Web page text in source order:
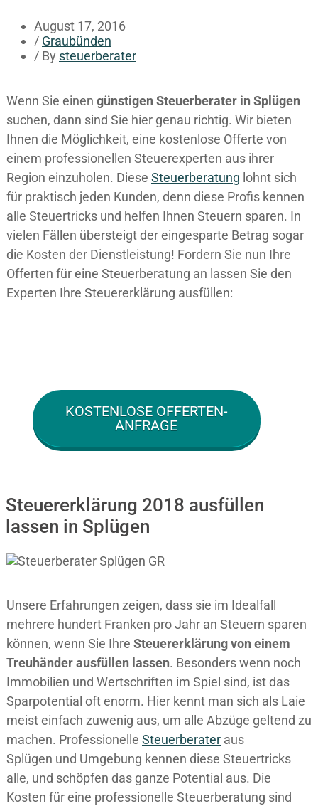
August 17, 2016
/ Graubünden
/ By steuerberater
Wenn Sie einen günstigen Steuerberater in Splügen
suchen, dann sind Sie hier genau richtig. Wir bieten
Ihnen die Möglichkeit, eine kostenlose Offerte von
einem professionellen Steuerexperten aus ihrer
Region einzuholen. Diese Steuerberatung lohnt sich
für praktisch jeden Kunden, denn diese Profis kennen
alle Steuertricks und helfen Ihnen Steuern sparen. In
vielen Fällen übersteigt der eingesparte Betrag sogar
die Kosten der Dienstleistung! Fordern Sie nun Ihre
Offerten für eine Steuerberatung an lassen Sie den
Experten Ihre Steuererklärung ausfüllen:
KOSTENLOSE OFFERTEN-
ANFRAGE
Steuererklärung 2018 ausfüllen
lassen in Splügen
Unsere Erfahrungen zeigen, dass sie im Idealfall
mehrere hundert Franken pro Jahr an Steuern sparen
können, wenn Sie Ihre Steuererklärung von einem
Treuhänder ausfüllen lassen. Besonders wenn noch
Immobilien und Wertschriften im Spiel sind, ist das
Sparpotential oft enorm. Hier kennt man sich als Laie
meist einfach zuwenig aus, um alle Abzüge geltend zu
machen. Professionelle Steuerberater aus
Splügen und Umgebung kennen diese Steuertricks
alle, und schöpfen das ganze Potential aus. Die
Kosten für eine professionelle Steuerberatung sind